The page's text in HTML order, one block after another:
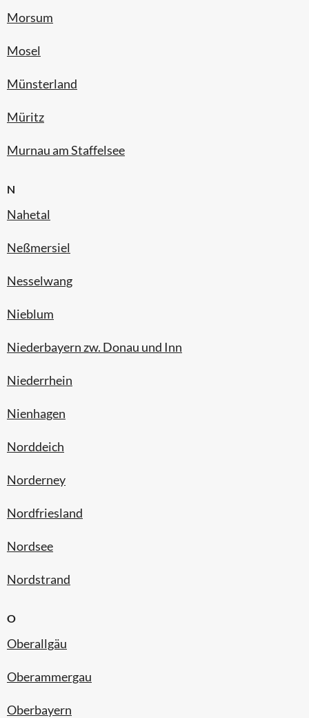
Morsum
Mosel
Münsterland
Müritz
Murnau am Staffelsee
N
Nahetal
Neßmersiel
Nesselwang
Nieblum
Niederbayern zw. Donau und Inn
Niederrhein
Nienhagen
Norddeich
Norderney
Nordfriesland
Nordsee
Nordstrand
O
Oberallgäu
Oberammergau
Oberbayern